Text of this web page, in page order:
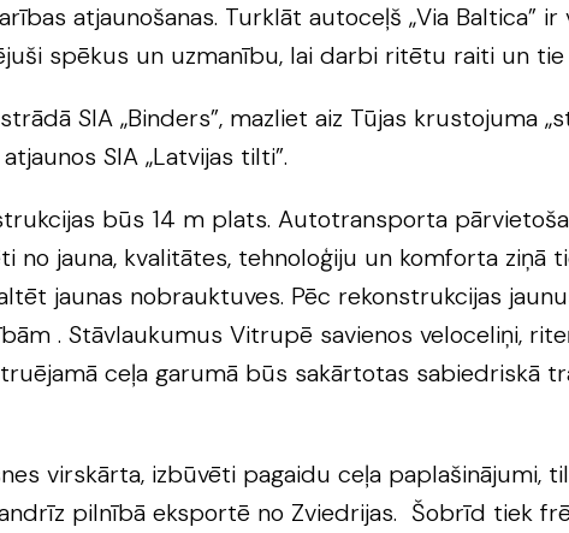
atjaunošanas. Turklāt autoceļš „Via
spēkus un uzmanību, lai darbi ritētu raiti un
SIA „Binders”, mazliet aiz Tūjas krustojuma
SIA „Latvijas tilti”.
būs 14 m plats. Autotransporta
jauna, kvalitātes, tehnoloģiju un komforta ziņā
jaunas nobrauktuves. Pēc rekonstrukcijas
. Stāvlaukumus Vitrupē savienos veloceliņi,
ceļa garumā būs sakārtotas sabiedriskā
virskārta, izbūvēti pagaidu ceļa
pilnībā eksportē no Zviedrijas. Šobrīd tiek